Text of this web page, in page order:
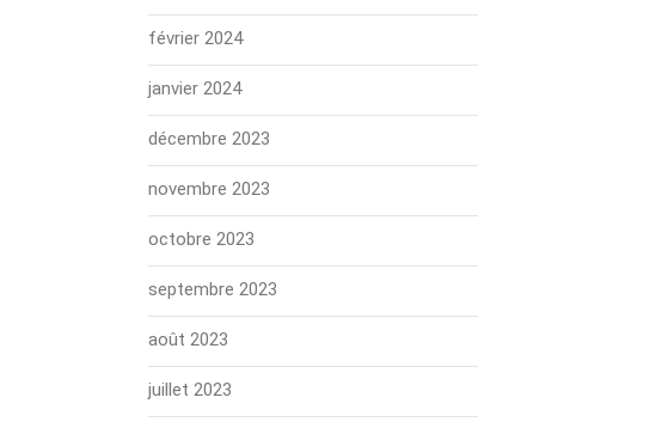
février 2024
janvier 2024
décembre 2023
novembre 2023
octobre 2023
septembre 2023
août 2023
juillet 2023